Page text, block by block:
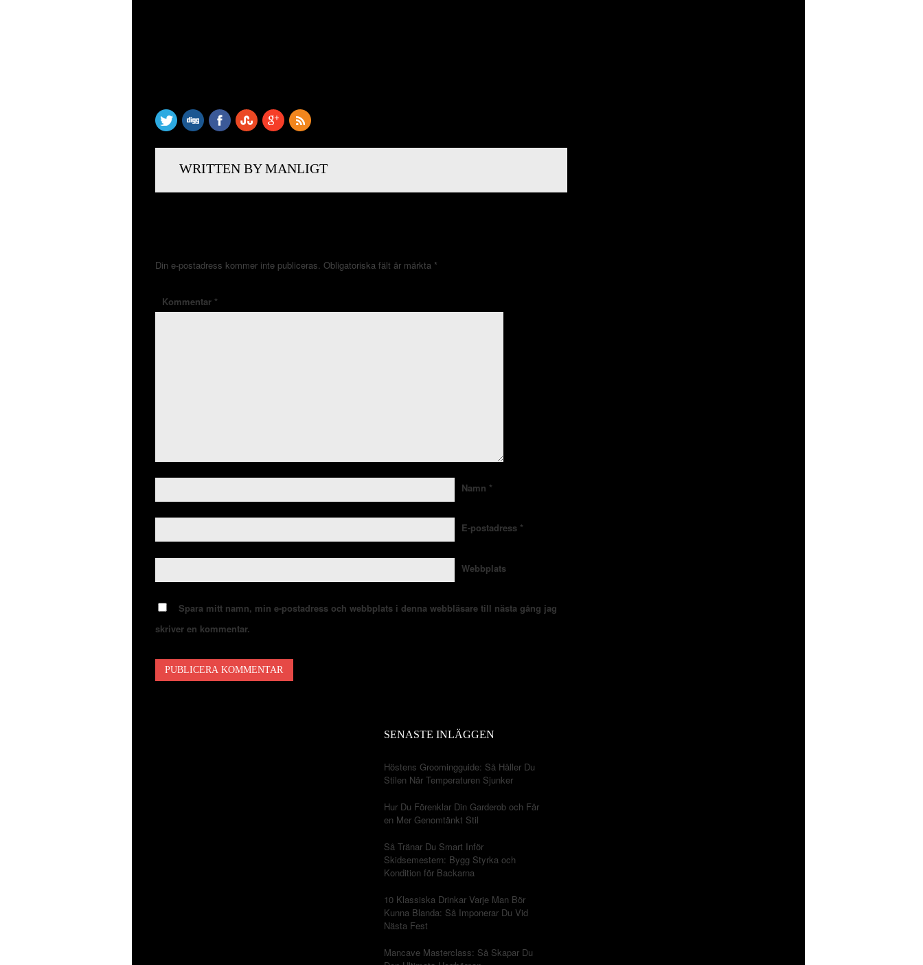
WRITTEN BY MANLIGT
Din e-postadress kommer inte publiceras. Obligatoriska fält är märkta *
Kommentar *
Namn *
E-postadress *
Webbplats
Spara mitt namn, min e-postadress och webbplats i denna webbläsare till nästa gång jag
skriver en kommentar.
SENASTE INLÄGGEN
Höstens Groomingguide: Så Håller Du
Stilen När Temperaturen Sjunker
Hur Du Förenklar Din Garderob och Får
en Mer Genomtänkt Stil
Så Tränar Du Smart Inför
Skidsemestern: Bygg Styrka och
Kondition för Backarna
10 Klassiska Drinkar Varje Man Bör
Kunna Blanda: Så Imponerar Du Vid
Nästa Fest
Mancave Masterclass: Så Skapar Du